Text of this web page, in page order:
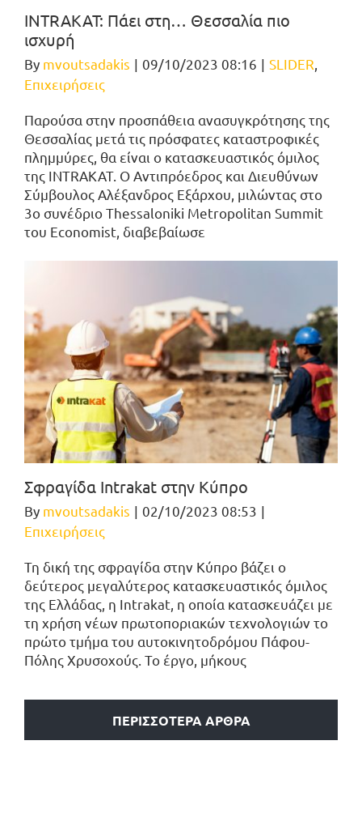
INTRAKAT: Πάει στη… Θεσσαλία πιο
ισχυρή
By mvoutsadakis | 09/10/2023 08:16 | SLIDER,
Επιχειρήσεις
Παρούσα στην προσπάθεια ανασυγκρότησης της
Θεσσαλίας μετά τις πρόσφατες καταστροφικές
πλημμύρες, θα είναι ο κατασκευαστικός όμιλος
της INTRAKAT. Ο Αντιπρόεδρος και Διευθύνων
Σύμβουλος Αλέξανδρος Εξάρχου, μιλώντας στο
3ο συνέδριο Thessaloniki Metropolitan Summit
του Economist, διαβεβαίωσε
Σφραγίδα Intrakat στην Κύπρο
By mvoutsadakis | 02/10/2023 08:53 |
Επιχειρήσεις
Τη δική της σφραγίδα στην Κύπρο βάζει ο
δεύτερος μεγαλύτερος κατασκευαστικός όμιλος
της Ελλάδας, η Intrakat, η οποία κατασκευάζει με
τη χρήση νέων πρωτοποριακών τεχνολογιών το
πρώτο τμήμα του αυτοκινητοδρόμου Πάφου-
Πόλης Χρυσοχούς. Το έργο, μήκους
ΠΕΡΙΣΣΟΤΕΡΑ ΑΡΘΡΑ